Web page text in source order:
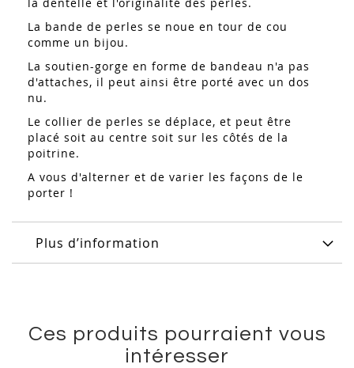
La bande de perles se noue en tour de cou
comme un bijou.
La soutien-gorge en forme de bandeau n'a pas
d'attaches, il peut ainsi être porté avec un dos
nu.
Le collier de perles se déplace, et peut être
placé soit au centre soit sur les côtés de la
poitrine.
A vous d'alterner et de varier les façons de le
porter !
Plus d’information
Ces produits pourraient vous
intéresser